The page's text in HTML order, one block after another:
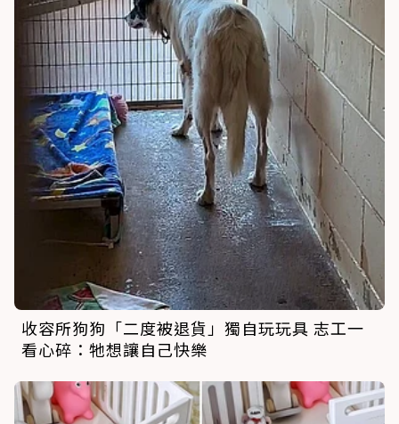
收容所狗狗「二度被退貨」獨自玩玩具 志工一
看心碎：牠想讓自己快樂